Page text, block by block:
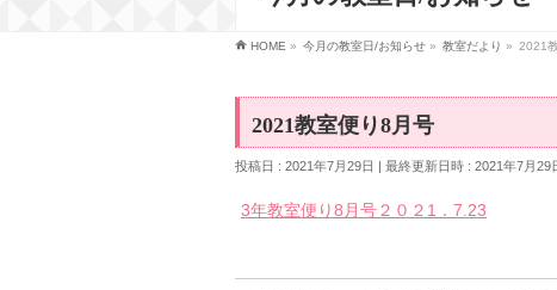
HOME » 今月の教室日/お知らせ » 教室だより » 2021
2021教室便り8月号
投稿日 : 2021年7月29日 最終更新日時 : 2021年7月29
3年教室便り8月号２０２1．7.23